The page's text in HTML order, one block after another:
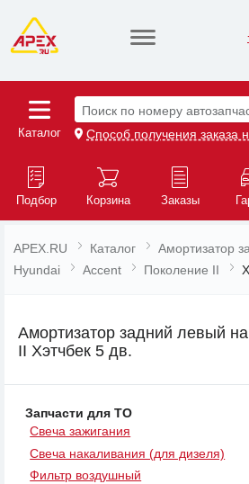
Каталог
Поиск по номеру
Способ получения заказа
Подбор Корзина Заказы
APEX.RU Каталог
Амортизатор
Hyundai
Accent Поколение II
Амортизатор задний левый
II Хэтчбек 5 дв.
Запчасти для ТО
Свеча зажигания
Свеча накаливания (для дизеля)
Фильтр воздушный